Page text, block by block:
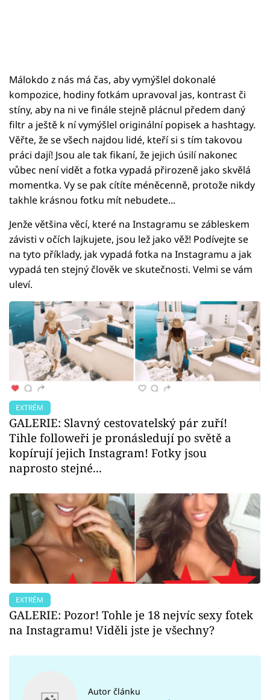
Málokdo z nás má čas, aby vymýšlel dokonalé
kompozice, hodiny fotkám upravoval jas, kontrast či
stíny, aby na ni ve finále stejně plácnul předem daný
filtr a ještě k ní vymýšlel originální popisek a hashtagy.
Věřte, že se všech najdou lidé, kteří si s tím takovou
práci dají! Jsou ale tak fikaní, že jejich úsilí nakonec
vůbec není vidět a fotka vypadá přirozeně jako skvělá
momentka. Vy se pak cítíte méněcenně, protože nikdy
takhle krásnou fotku mít nebudete...
Jenže většina věcí, které na Instagramu se zábleskem
závisti v očích lajkujete, jsou lež jako věž! Podívejte se
na tyto příklady, jak vypadá fotka na Instagramu a jak
vypadá ten stejný člověk ve skutečnosti. Velmi se vám
uleví.
EXTRÉM
GALERIE: Slavný cestovatelský pár zuří!
Tihle followeři je pronásledují po světě a
kopírují jejich Instagram! Fotky jsou
naprosto stejné...
EXTRÉM
GALERIE: Pozor! Tohle je 18 nejvíc sexy fotek
na Instagramu! Viděli jste je všechny?
Autor článku